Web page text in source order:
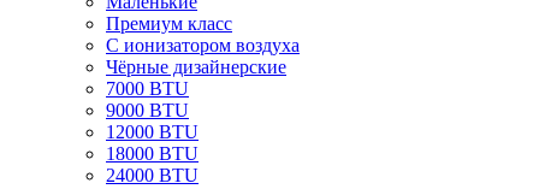
Премиум класс
C ионизатором воздуха
Чёрные дизайнерские
7000 BTU
9000 BTU
12000 BTU
18000 BTU
24000 BTU